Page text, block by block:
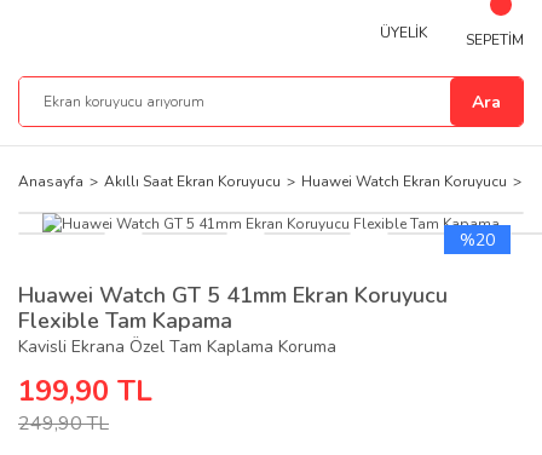
Ara
ÜYELİK SEPETİM
Anasayfa Akıllı Saat Ekran Koruyucu Huawei Watch Ekran Koruyucu
%20
Huawei Watch GT 5 41mm Ekran Koruyucu
Flexible Tam Kapama
Kavisli Ekrana Özel Tam Kaplama Koruma
199,90 TL
249,90 TL